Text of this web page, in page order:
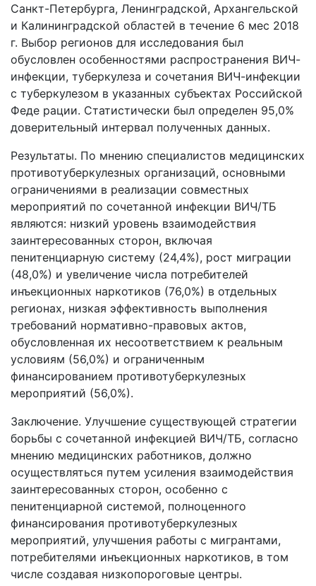
Санкт-Петербурга, Ленинградской, Архангельской
и Калининградской областей в течение 6 мес 2018
г. Выбор регионов для исследования был
обусловлен особенностями распространения ВИЧ-
инфекции, туберкулеза и сочетания ВИЧ-инфекции
с туберкулезом в указанных субъектах Российской
Феде рации. Статистически был определен 95,0%
доверительный интервал полученных данных.
Результаты. По мнению специалистов медицинских
противотуберкулезных организаций, основными
ограничениями в реализации совместных
мероприятий по сочетанной инфекции ВИЧ/ТБ
являются: низкий уровень взаимодействия
заинтересованных сторон, включая
пенитенциарную систему (24,4%), рост миграции
(48,0%) и увеличение числа потребителей
инъекционных наркотиков (76,0%) в отдельных
регионах, низкая эффективность выполнения
требований нормативно-правовых актов,
обусловленная их несоответствием к реальным
условиям (56,0%) и ограниченным
финансированием противотуберкулезных
мероприятий (56,0%).
Заключение. Улучшение существующей стратегии
борьбы с сочетанной инфекцией ВИЧ/ТБ, согласно
мнению медицинских работников, должно
осуществляться путем усиления взаимодействия
заинтересованных сторон, особенно с
пенитенциарной системой, полноценного
финансирования противотуберкулезных
мероприятий, улучшения работы с мигрантами,
потребителями инъекционных наркотиков, в том
числе создавая низкопороговые центры.